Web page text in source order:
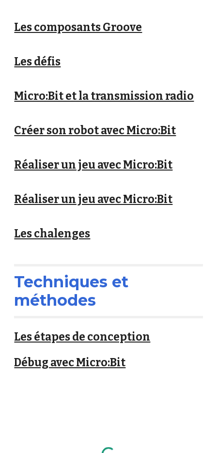
Les composants Groove
Les défis
Micro:Bit et la transmission radio
Créer son robot avec Micro:Bit
Réaliser un jeu avec Micro:Bit
Réaliser un jeu avec Micro:Bit
Les chalenges
Techniques et
méthodes
Les étapes de conception
Débug avec Micro:Bit